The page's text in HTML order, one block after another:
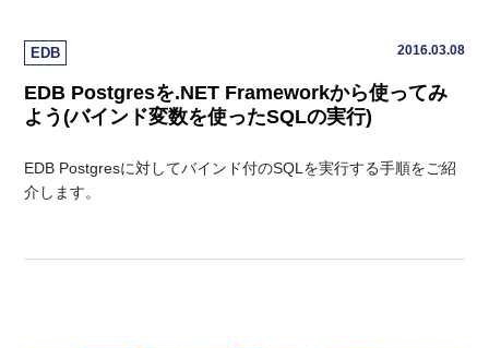
EDB 2016.03.08
EDB Postgresを.NET Frameworkから使ってみ
よう(バインド変数を使ったSQLの実行)
EDB Postgresに対してバインド付のSQLを実行する手順をご紹
介します。